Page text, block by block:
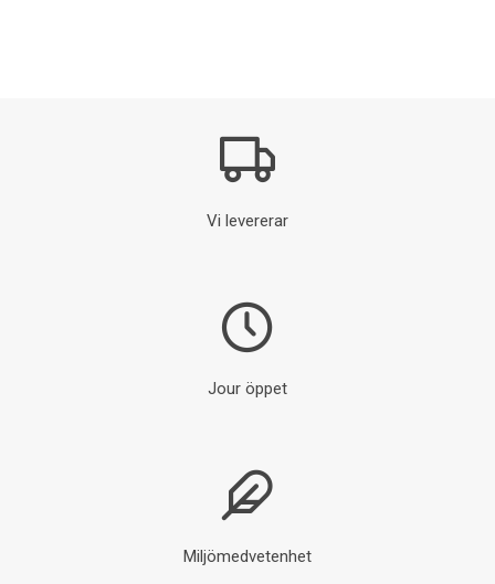
Vi levererar
Jour öppet